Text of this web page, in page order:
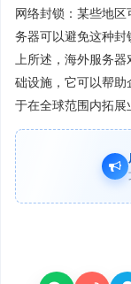
网络封锁：某些地
务器可以避免这种
上所述，海外服务
础设施，它可以帮
于在全球范围内拓展